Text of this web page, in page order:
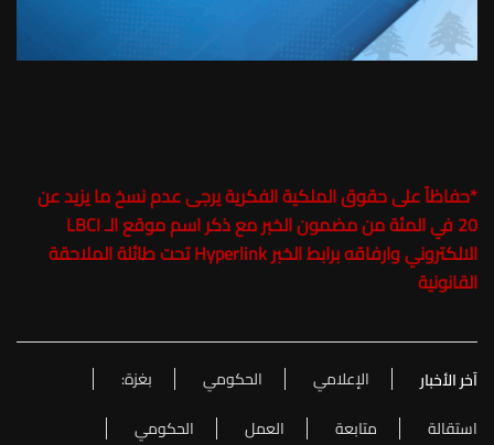
*حفاظاً على حقوق الملكية الفكرية يرجى عدم نسخ ما يزيد عن
20 في المئة من مضمون الخبر مع ذكر اسم موقع الـ LBCI
الالكتروني وارفاقه برابط الخبر Hyperlink تحت طائلة الملاحقة
القانونية
آخر الأخبار الإعلامي الحكومي
بغزة:
استقالة
متابعة العمل
الحكومي